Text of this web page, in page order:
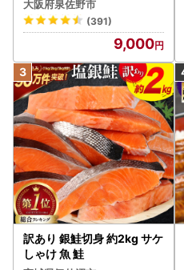
大阪府泉佐野市
(391)
9,000
訳あり 銀鮭切身 約2kg サケ
しゃけ 魚 鮭